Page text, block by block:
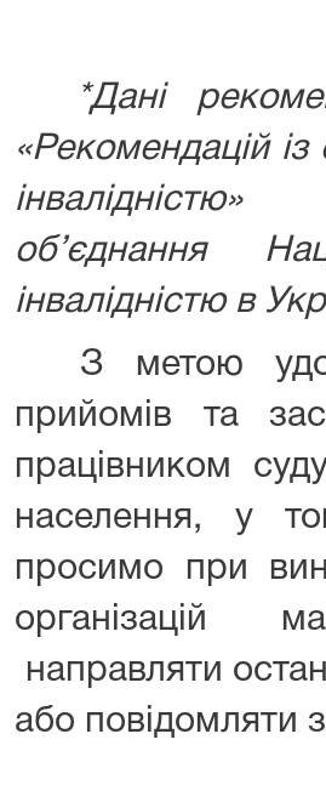
*Дані
«Рекомендацій
інвалідністю»
об’єднання
інвалідністю в
З метою
прийомів та
працівником
населення, у
просимо при
організацій
направляти
або повідомляти